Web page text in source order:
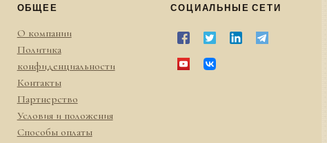
ОБЩЕЕ
О компании
Политика
конфиденциальности
Контакты
Партнерство
Условия и положения
Способы оплаты
СОЦИАЛЬНЫЕ СЕТИ